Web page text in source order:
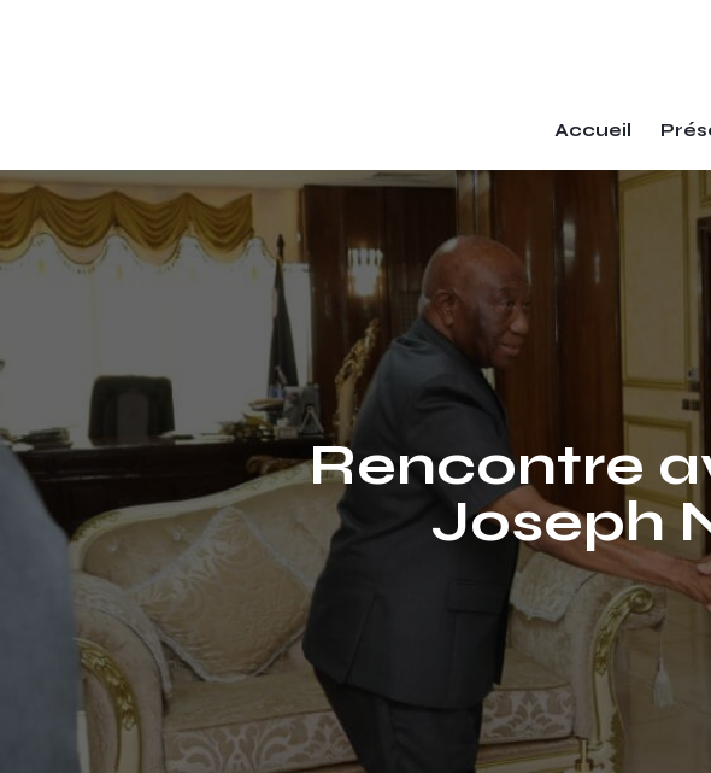
Accueil
Rencontre
Joseph